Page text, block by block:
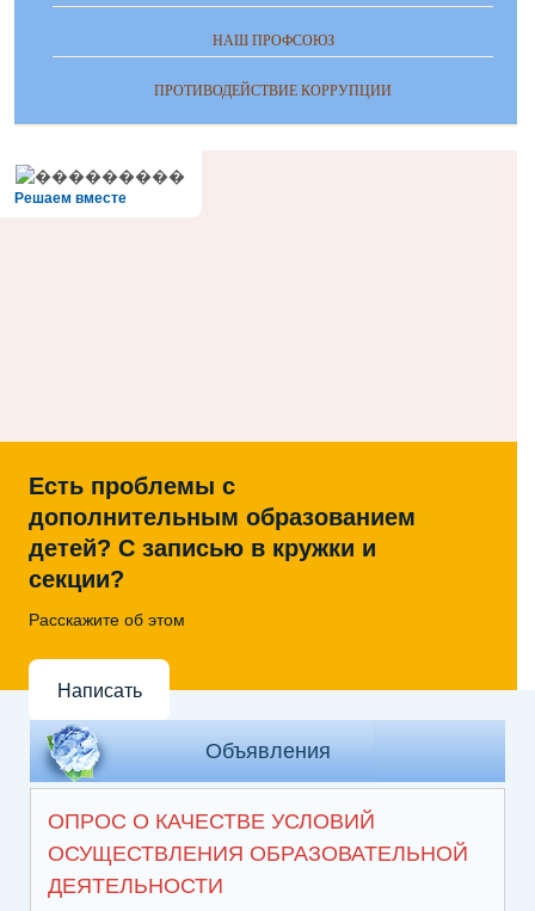
НАШ ПРОФСОЮЗ
ПРОТИВОДЕЙСТВИЕ КОРРУПЦИИ
Решаем вместе
Есть проблемы с
дополнительным образованием
детей? С записью в кружки и
секции?
Расскажите об этом
Написать
Объявления
ОПРОС О КАЧЕСТВЕ УСЛОВИЙ
ОСУЩЕСТВЛЕНИЯ ОБРАЗОВАТЕЛЬНОЙ
ДЕЯТЕЛЬНОСТИ